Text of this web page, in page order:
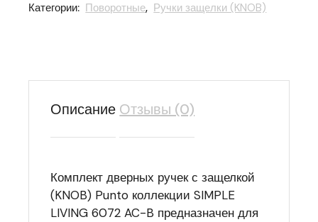
Категории: Поворотные, Ручки защелки (KNOB)
Описание Отзывы (0)
Комплект дверных ручек с защелкой
(KNOB) Punto коллекции SIMPLE
LIVING 6072 AC-B предназначен для